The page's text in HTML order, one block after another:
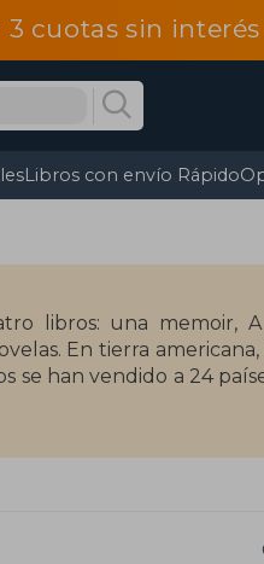
cuotas sin
Libros con envío Rápido
libros: una memoir,
En tierra
han vendido a 24